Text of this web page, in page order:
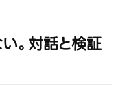
。対話と検証